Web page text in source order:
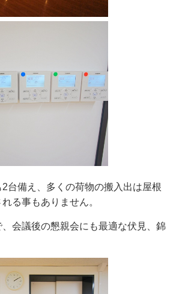
台備え、多くの荷物の搬入出は屋根
る事もありません。
会議後の懇親会にも最適な伏見、錦